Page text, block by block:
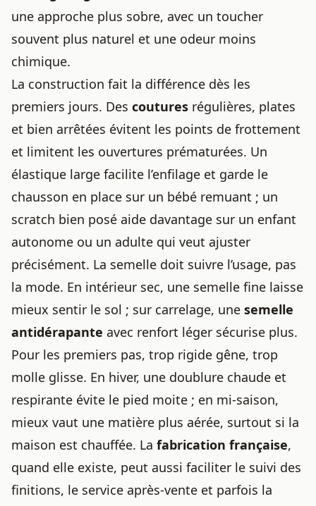
une approche plus sobre, avec un toucher
souvent plus naturel et une odeur moins
chimique.
La construction fait la différence dès les
premiers jours. Des coutures régulières, plates
et bien arrêtées évitent les points de frottement
et limitent les ouvertures prématurées. Un
élastique large facilite l’enfilage et garde le
chausson en place sur un bébé remuant ; un
scratch bien posé aide davantage sur un enfant
autonome ou un adulte qui veut ajuster
précisément. La semelle doit suivre l’usage, pas
la mode. En intérieur sec, une semelle fine laisse
mieux sentir le sol ; sur carrelage, une semelle
antidérapante avec renfort léger sécurise plus.
Pour les premiers pas, trop rigide gêne, trop
molle glisse. En hiver, une doublure chaude et
respirante évite le pied moite ; en mi-saison,
mieux vaut une matière plus aérée, surtout si la
maison est chauffée. La fabrication française,
quand elle existe, peut aussi faciliter le suivi des
finitions, le service après-vente et parfois la